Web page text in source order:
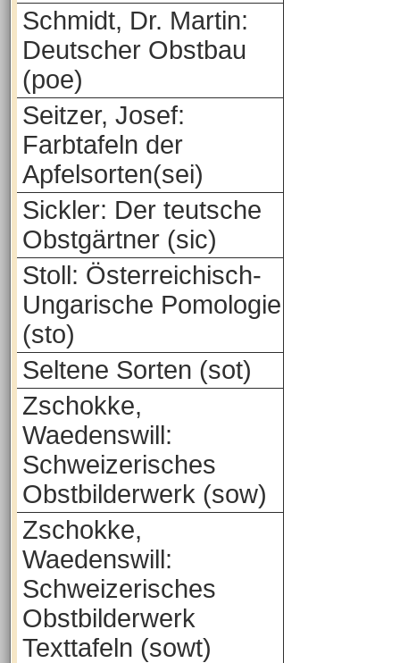
Schmidt, Dr. Martin:
Deutscher Obstbau
(poe)
Seitzer, Josef:
Farbtafeln der
Apfelsorten(sei)
Sickler: Der teutsche
Obstgärtner (sic)
Stoll: Österreichisch-
Ungarische Pomologie
(sto)
Seltene Sorten (sot)
Zschokke,
Waedenswill:
Schweizerisches
Obstbilderwerk (sow)
Zschokke,
Waedenswill:
Schweizerisches
Obstbilderwerk
Texttafeln (sowt)